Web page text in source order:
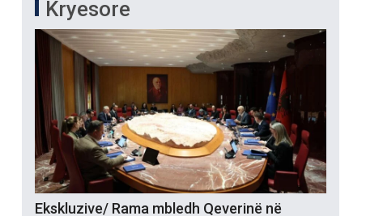
Kryesore
Ekskluzive/ Rama mbledh Qeverinë në